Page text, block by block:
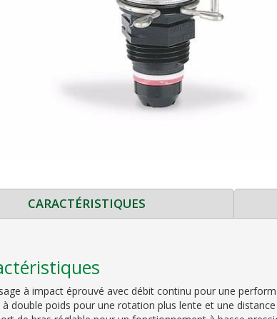
CARACTÉRISTIQUES
à impact éprouvé avec débit continu pour une
à double poids pour une rotation plus lente et une